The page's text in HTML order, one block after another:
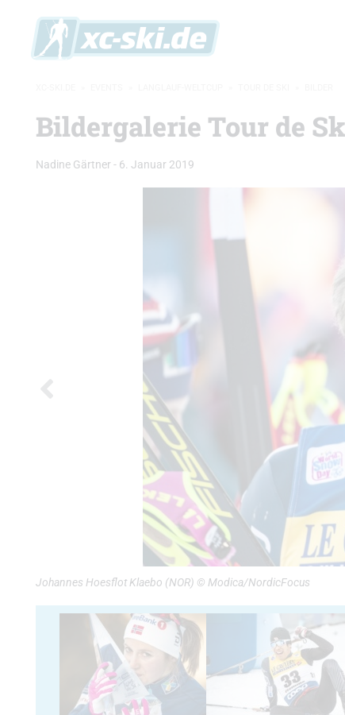
Bildergalerie Tour de
Nadine Gärtner - 6. Januar 2019
Johannes Hoesflot Klaebo (NOR) © Modica/NordicFocus